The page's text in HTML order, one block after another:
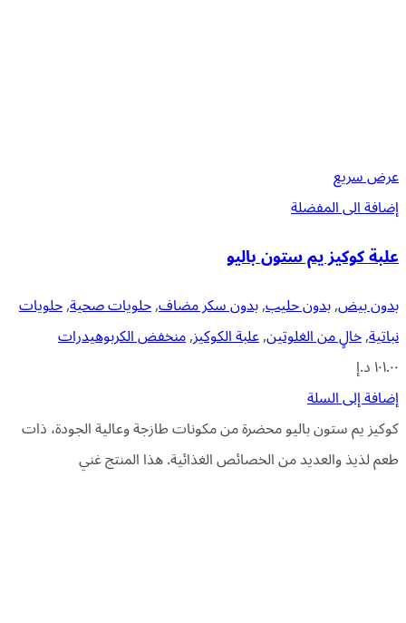
عرض سريع
إضافة الى المفضلة
علبة كوكيز يم ستون باليو
بدون بيض,بدون حليب,بدون سكر مضاف,حلويات صحية,حلويات
نباتية,خالٍ من الغلوتين,علبة الكوكيز,منخفض الكربوهيدرات
١٠١.٠٠د.إ
إضافة إلى السلة
كوكيز يم ستون باليو محضرة من مكونات طازجة وعالية الجودة، ذات
طعم لذيذ والعديد من الخصائص الغذائية. هذا المنتج غني